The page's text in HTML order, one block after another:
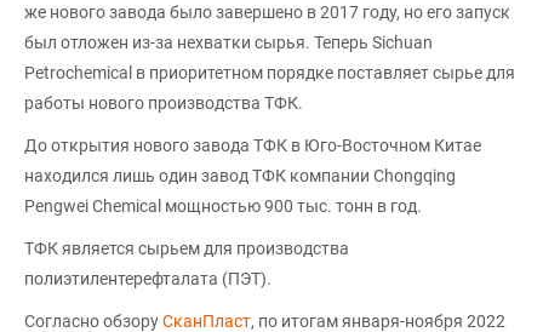
же нового завода было завершено в 2017 году, но его запуск
был отложен из-за нехватки сырья. Теперь Sichuan
Petrochemical в приоритетном порядке поставляет сырье для
работы нового производства ТФК.
До открытия нового завода ТФК в Юго-Восточном Китае
находился лишь один завод ТФК компании Chongqing
Pengwei Chemical мощностью 900 тыс. тонн в год.
ТФК является сырьем для производства
полиэтилентерефталата (ПЭТ).
Согласно обзоруСканПласт, по итогам января-ноября 2022